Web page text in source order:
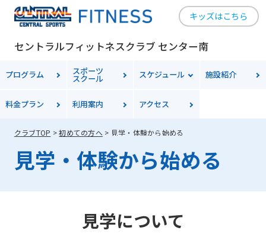
キッズはこちら
セントラルフィットネスクラブ センター南
プログラム スポーツ
スクール スケジュール 施設紹介
料金プラン 利用案内 アクセス
クラブTOP 初めての方へ 見学・体験から始める
見学・体験から始める
見学について